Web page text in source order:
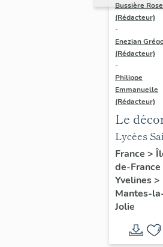
Bussière
(Rédacteur)
-
Enezian
(Rédacteur)
-
Philippe
Emmanuelle
(Rédacteur)
Le
des
de
Lycées
Exupéry
Jean
France >
de-France
Yvelines>
Mantes-
Jolie